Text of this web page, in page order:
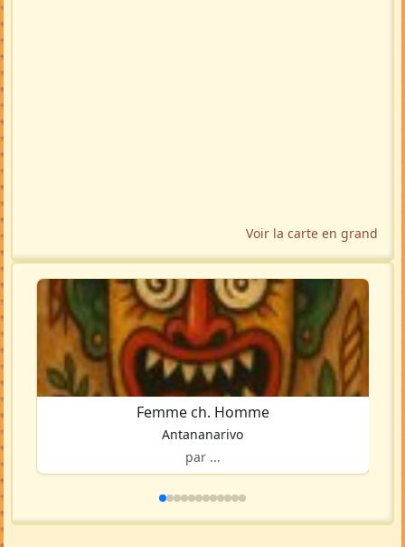
Voir la carte en grand
Femme ch. Homme
Antananarivo
par ...